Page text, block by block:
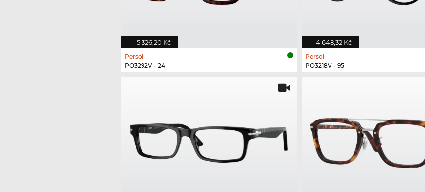
5 326,20 Kč
Persol
PO3292V - 24
4 648,32 Kč
Persol
PO3218V - 95